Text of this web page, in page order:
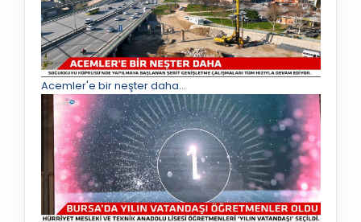
Acemler'e bir neşter daha...